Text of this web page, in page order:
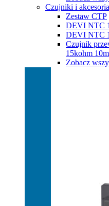
Czujniki i akcesoria
Zestaw CTP
DEVI NTC
DEVI NTC
Czujnik
15kohm
Zobacz